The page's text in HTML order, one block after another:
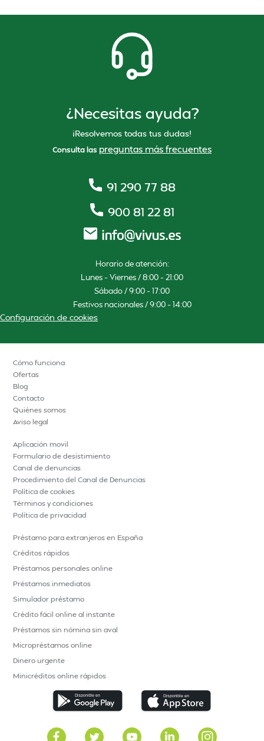
¿Necesitas ayuda?
¡Resolvemos todas tus dudas!
Consulta las preguntas más frecuentes
91 290 77 88
900 81 22 81
Horario de atención:
Lunes – Viernes / 8:00 – 21:00
Sábado / 9:00 – 17:00
Festivos nacionales / 9:00 – 14:00
Configuración de cookies
Cómo funciona
Ofertas
Blog
Contacto
Quiénes somos
Aviso legal
Aplicación movil
Formulario de desistimiento
Canal de denuncias
Procedimiento del Canal de Denuncias
Política de cookies
Términos y condiciones
Política de privacidad
Préstamo para extranjeros en España
Créditos rápidos
Préstamos personales online
Préstamos inmediatos
Simulador préstamo
Crédito fácil online al instante
Préstamos sin nómina sin aval
Micropréstamos online
Dinero urgente
Minicréditos online rápidos